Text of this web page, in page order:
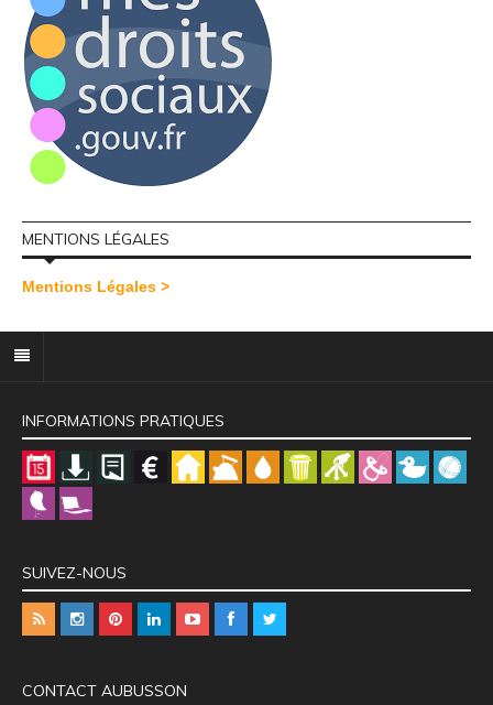
MENTIONS LÉGALES
Mentions Légales >
INFORMATIONS PRATIQUES
SUIVEZ-NOUS
CONTACT AUBUSSON